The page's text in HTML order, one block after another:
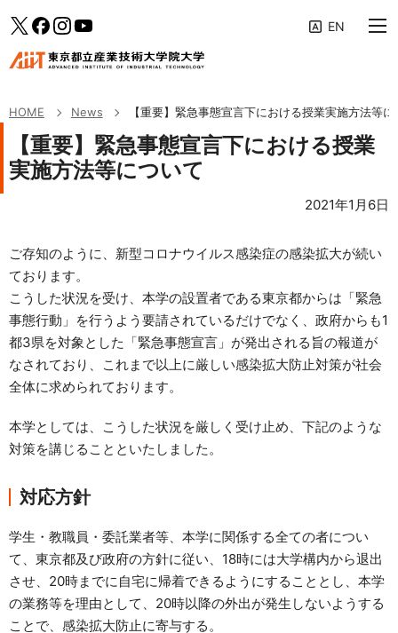
学生生活・キャリア支援
研究活動・産学連携
受験生・社会人の方へ
企業の方へ
修了生の方へ
AIITポータル
資料請求
お問い合わせ
Twitterfacebook
Instagram
HOME News 【重要】緊急事態宣言下における授業実施方法等
【重要】緊急事態宣言下における授業
実施方法等について
2021年1月6日
ご存知のように、新型コロナウイルス感染症の感染拡大が続い
ております。
こうした状況を受け、本学の設置者である東京都からは「緊急
事態行動」を行うよう要請されているだけでなく、政府からも1
都3県を対象とした「緊急事態宣言」が発出される旨の報道が
なされており、これまで以上に厳しい感染拡大防止対策が社会
全体に求められております。
本学としては、こうした状況を厳しく受け止め、下記のような
対策を講じることといたしました。
対応方針
学生・教職員・委託業者等、本学に関係する全ての者につい
て、東京都及び政府の方針に従い、18時には大学構内から退出
させ、20時までに自宅に帰着できるようにすることとし、本学
の業務等を理由として、20時以降の外出が発生しないようする
ことで、感染拡大防止に寄与する。